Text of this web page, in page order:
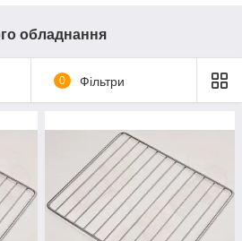
обладнання
0 Фільтри